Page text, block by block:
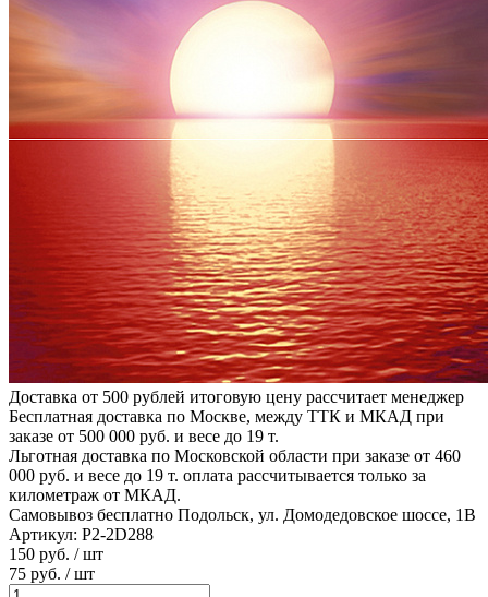
Доставка от 500 рублей итоговую цену рассчитает менеджер
Бесплатная доставка по Москве, между ТТК и МКАД при
заказе от 500 000 руб. и весе до 19 т.
Льготная доставка по Московской области при заказе от 460
000 руб. и весе до 19 т. оплата рассчитывается только за
километраж от МКАД.
Самовывоз бесплатно Подольск, ул. Домодедовское шоссе, 1В
Артикул: P2-2D288
150 руб. / шт
75 руб. / шт